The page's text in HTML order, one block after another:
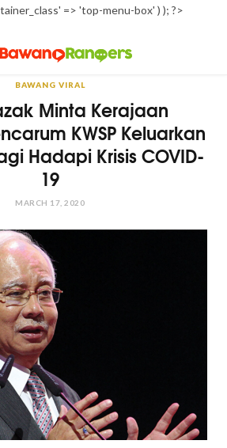
=> 'top-menu-box' ) ); ?>
BAWANG VIRAL
Minta Kerajaan
KWSP Keluarkan
Hadapi Krisis COVID-
19
MARCH 17, 2020